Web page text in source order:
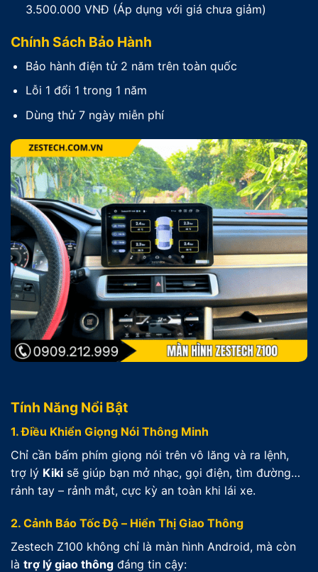
3.500.000 VNĐ (Áp dụng với giá chưa giảm)
Chính Sách Bảo Hành
Bảo hành điện tử 2 năm trên toàn quốc
Lỗi 1 đổi 1 trong 1 năm
Dùng thử 7 ngày miễn phí
Tính Năng Nổi Bật
1. Điều Khiển Giọng Nói Thông Minh
Chỉ cần bấm phím giọng nói trên vô lăng và ra lệnh,
trợ lý Kiki sẽ giúp bạn mở nhạc, gọi điện, tìm đường…
rảnh tay – rảnh mắt, cực kỳ an toàn khi lái xe.
2. Cảnh Báo Tốc Độ – Hiển Thị Giao Thông
Zestech Z100 không chỉ là màn hình Android, mà còn
là trợ lý giao thông đáng tin cậy: